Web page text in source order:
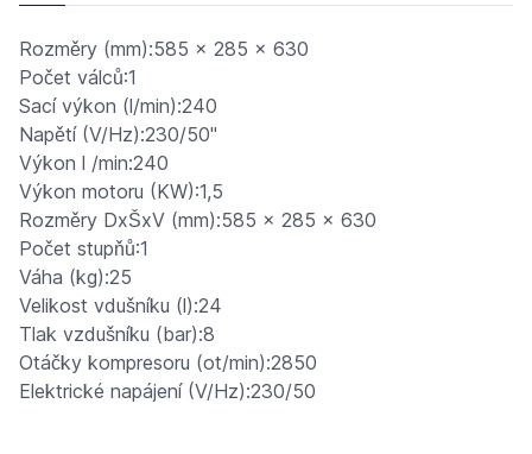
Rozměry (mm):585 x 285 x 630
Počet válců:1
Sací výkon (l/min):240
Napětí (V/Hz):230/50"
Výkon l /min:240
Výkon motoru (KW):1,5
Rozměry DxŠxV (mm):585 x 285 x 630
Počet stupňů:1
Váha (kg):25
Velikost vdušníku (l):24
Tlak vzdušníku (bar):8
Otáčky kompresoru (ot/min):2850
Elektrické napájení (V/Hz):230/50